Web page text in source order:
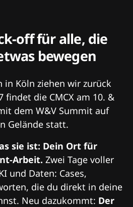
off für alle, die
bewegen
in Köln ziehen wir zurück
findet die CMCX am 10. &
dem W&V Summit auf
Gelände statt.
sie ist: Dein Ort für
Arbeit. Zwei Tage voller
und Daten: Cases,
die du direkt in deine
Neu dazukommt: Der